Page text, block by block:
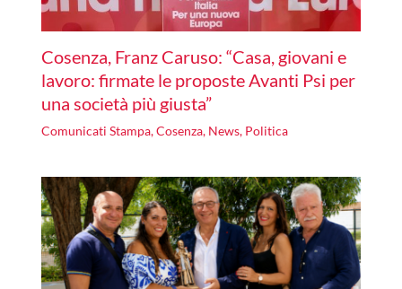
Cosenza, Franz Caruso: “Casa, giovani e
lavoro: firmate le proposte Avanti Psi per
una società più giusta”
Comunicati Stampa,Cosenza, News, Politica